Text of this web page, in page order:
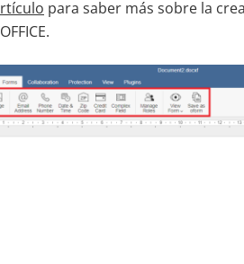
para saber más sobre la